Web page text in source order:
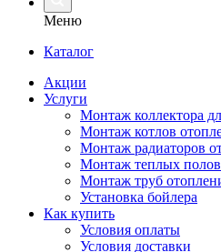
Меню
Каталог
Акции
Услуги
Монтаж коллектора
Монтаж котлов
Монтаж радиаторов
Монтаж теплых полов
Монтаж труб
Установка бойлера
Как купить
Условия оплаты
Условия доставки